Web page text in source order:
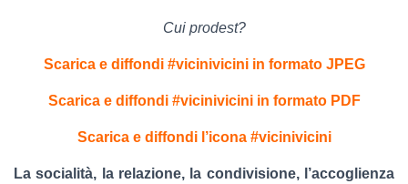
Cui prodest?
Scarica e diffondi #vicinivicini in formato JPEG
Scarica e diffondi #vicinivicini in formato PDF
Scarica e diffondi l’icona #vicinivicini
La socialità, la relazione, la condivisione, l’accoglienza